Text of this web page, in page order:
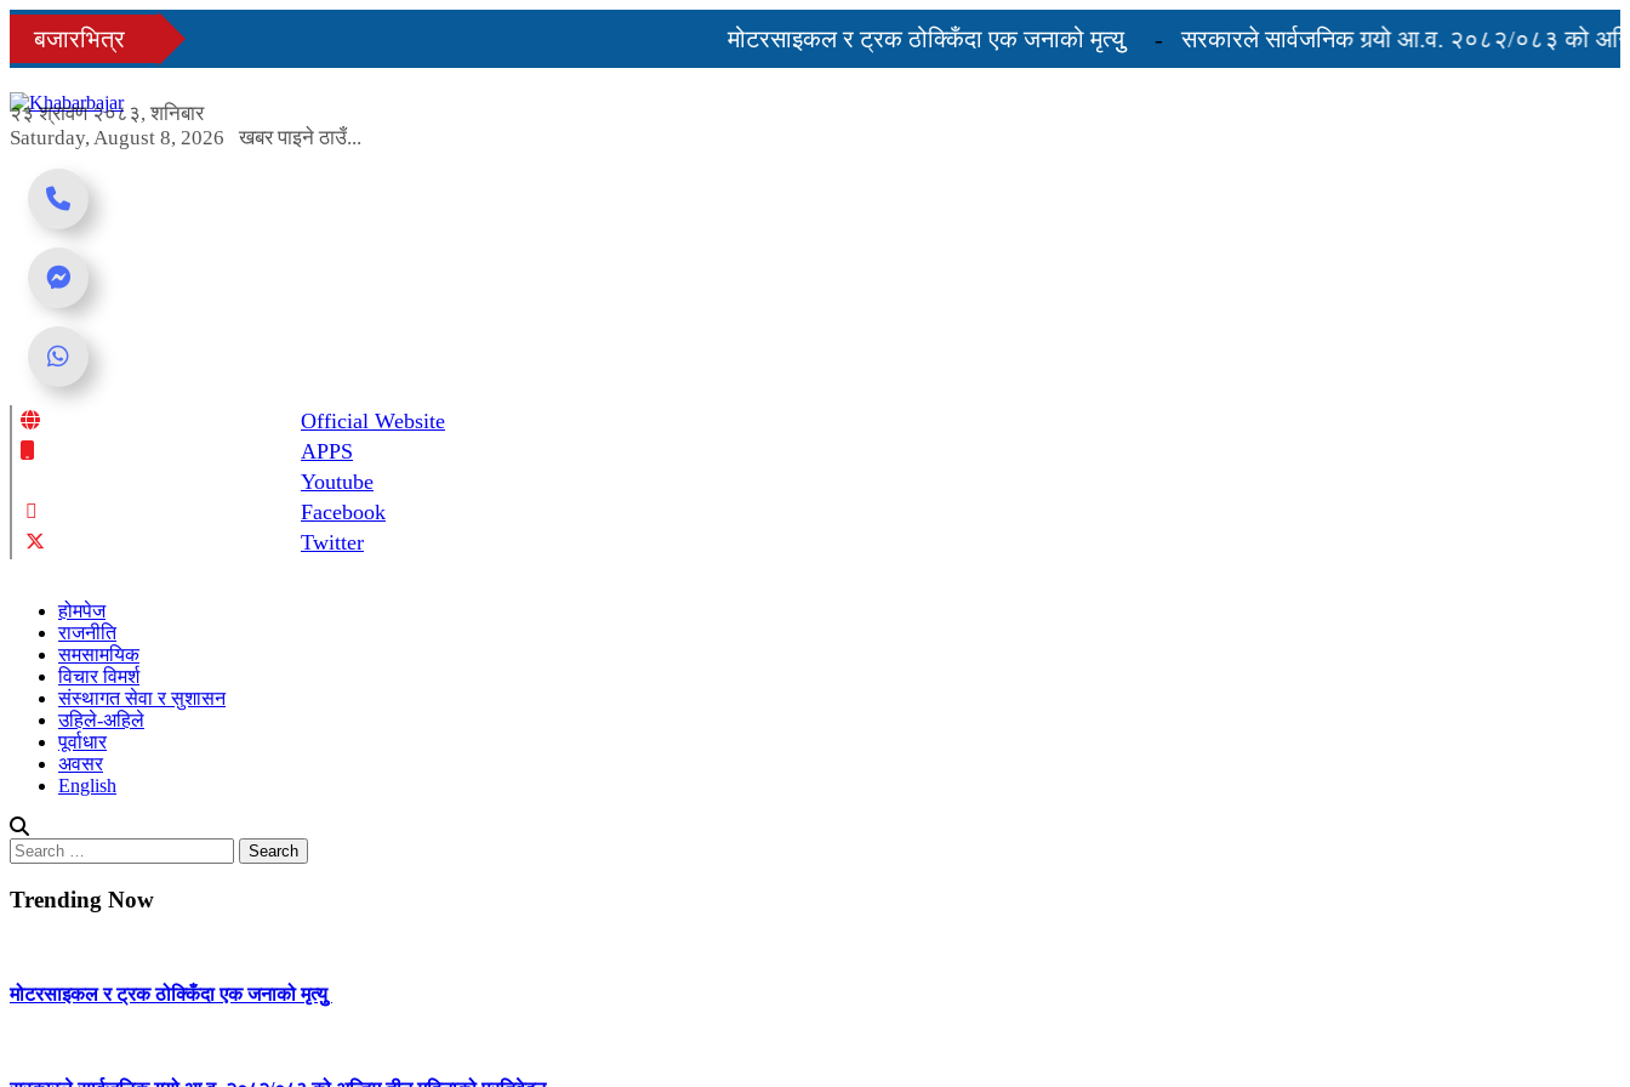
Skip
content
बजारभित्र मोटरसाइकल र ट्रक ठोक्किँदा एक जनाको मृत्युु
सरकारले सार्वजनिक गर्‍यो आ.व. २०८२/०८३ को अन्तिम
२३ श्रावण २०८३, शनिबार
Saturday, August 8, 2026
खबर पाइने ठाउँ...
Online News Portal
Official Website
APPS
Youtube
Facebook
Twitter
होमपेज
राजनीति
समसामयिक
विचार विमर्श
संस्थागत सेवा र सुशासन
उहिले-अहिले
पूर्वाधार
अवसर
English
Search
for:
Trending Now
मोटरसाइकल र ट्रक ठोक्किँदा एक जनाको मृत्युु